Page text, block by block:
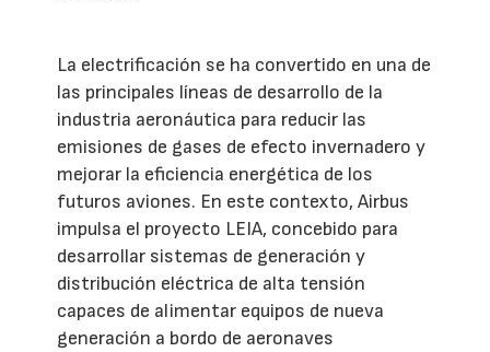
La electrificación se ha convertido en una de
las principales líneas de desarrollo de la
industria aeronáutica para reducir las
emisiones de gases de efecto invernadero y
mejorar la eficiencia energética de los
futuros aviones. En este contexto, Airbus
impulsa el proyecto LEIA, concebido para
desarrollar sistemas de generación y
distribución eléctrica de alta tensión
capaces de alimentar equipos de nueva
generación a bordo de aeronaves